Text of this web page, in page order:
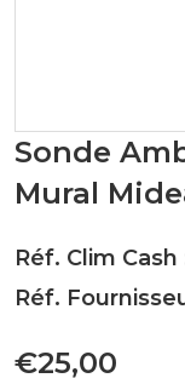
Sonde
Mural
Réf. Clim
Réf.
€25,00